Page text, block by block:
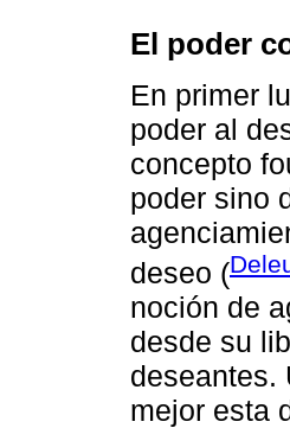
El poder
En primer
poder al
concepto
poder sino
deseo (
noción de
desde su
deseantes.
mejor esta